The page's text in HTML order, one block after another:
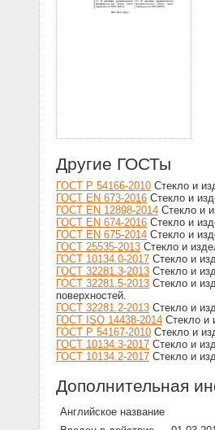
Другие ГОСТы
ГОСТ Р 54166-2010 Стекло и
ГОСТ EN 673-2016 Стекло и
ГОСТ EN 12898-2014 Стекло и
ГОСТ EN 674-2016 Стекло и
ГОСТ EN 675-2014 Стекло и
ГОСТ 25535-2013 Стекло и
ГОСТ 10134.0-2017 Стекло и
ГОСТ 32281.3-2013 Стекло и
ГОСТ 32281.5-2013 Стекло и
поверхностей.
ГОСТ 32281.2-2013 Стекло и
ГОСТ ISO 14438-2014 Стекло и
ГОСТ Р 54167-2010 Стекло и
ГОСТ 10134.3-2017 Стекло и
ГОСТ 10134.2-2017 Стекло и
Дополнительная
Английское название